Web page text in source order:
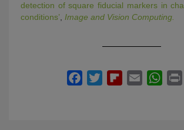
detection of square fiducial markers in
conditions’, Image and Vision Computing.